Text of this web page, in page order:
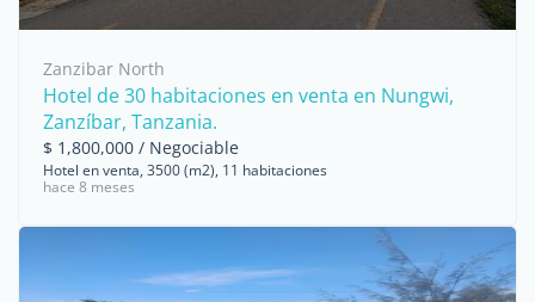
Zanzibar North
Hotel de 30 habitaciones en venta en Nungwi,
Zanzíbar, Tanzania.
$ 1,800,000 / Negociable
Hotel en venta, 3500 (m2), 11 habitaciones
hace 8 meses